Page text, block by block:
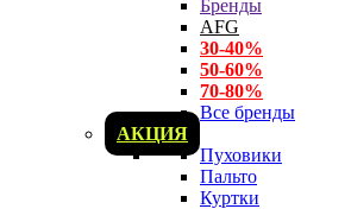
Бренды
AFG
30-40%
50-60%
70-80%
Все бренды
АКЦИЯ
Пуховики
Пальто
Куртки